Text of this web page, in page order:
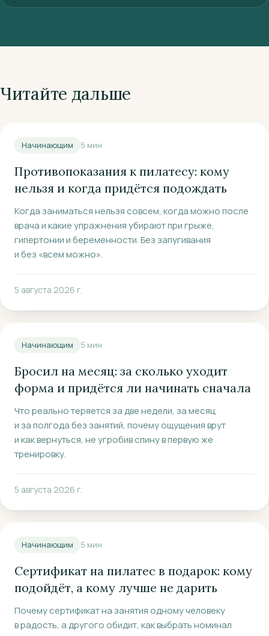
Читайте дальше
Начинающим 5 мин
Противопоказания к пилатесу: кому
нельзя и когда придётся подождать
Когда заниматься нельзя совсем, когда можно после
врача и какие упражнения убирают при грыже,
гипертонии и беременности. Без запугивания
и без «всем можно».
5 августа 2026 г.
Начинающим 5 мин
Бросил на месяц: за сколько уходит
форма и придётся ли начинать сначала
Что реально теряется за две недели, за месяц
и за полгода без занятий, почему ощущения врут
и как вернуться, не угробив спину в первую же
тренировку.
5 августа 2026 г.
Начинающим 5 мин
Сертификат на пилатес в подарок: кому
подойдёт, а кому лучше не дарить
Почему сертификат на занятия одному человеку
в радость, а другого обидит, как выбрать номинал